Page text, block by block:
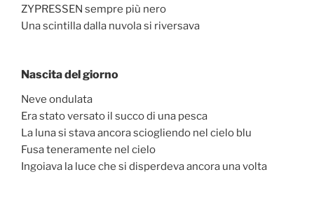
ZYPRESSEN sempre più nero
Una scintilla dalla nuvola si riversava
Nascita del giorno
Neve ondulata
Era stato versato il succo di una pesca
La luna si stava ancora sciogliendo nel cielo blu
Fusa teneramente nel cielo
Ingoiava la luce che si disperdeva ancora una volta